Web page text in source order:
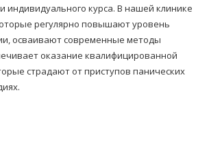
индивидуального курса. В нашей клинике
регулярно повышают уровень
осваивают современные методы
оказание квалифицированной
страдают от приступов панических